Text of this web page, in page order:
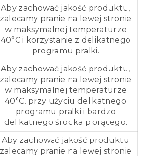
Aby zachować jakość produktu,
zalecamy pranie na lewej stronie
w maksymalnej temperaturze
40°C i korzystanie z delikatnego
programu pralki.
Aby zachować jakość produktu,
zalecamy pranie na lewej stronie
w maksymalnej temperaturze
40°C, przy użyciu delikatnego
programu pralki i bardzo
delikatnego środka piorącego.
Aby zachować jakość produktu
zalecamy pranie na lewej stronie